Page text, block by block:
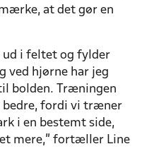
at det gør en
ud i feltet og fylder
ved hjørne har jeg
bolden. Træningen
bedre, fordi vi træner
i en bestemt side,
mere,” fortæller Line